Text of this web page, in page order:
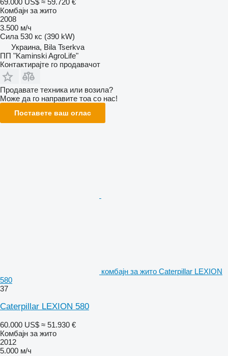
69.000 US$ ≈ 59.720 €
Комбајн за жито
2008
3.500 м/ч
Сила 530 кс (390 kW)
Украина, Bila Tserkva
ПП "Kaminski AgroLife"
Контактирајте го продавачот
Продавате техника или возила?
Може да го направите тоа со нас!
Поставете ваш оглас
комбајн за жито Caterpillar LEXION
580
37
Caterpillar LEXION 580
60.000 US$ ≈ 51.930 €
Комбајн за жито
2012
5.000 м/ч